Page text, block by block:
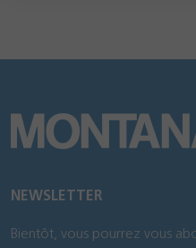
NEWSLETTER
Bientôt, vous pourrez vous